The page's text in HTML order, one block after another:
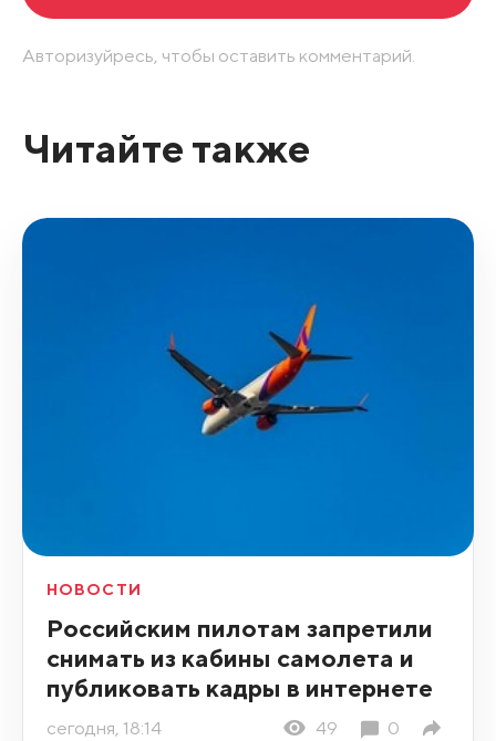
Авторизуйресь, чтобы оставить комментарий.
Читайте также
НОВОСТИ
Российским пилотам запретили
снимать из кабины самолета и
публиковать кадры в интернете
сегодня, 18:14 49 0